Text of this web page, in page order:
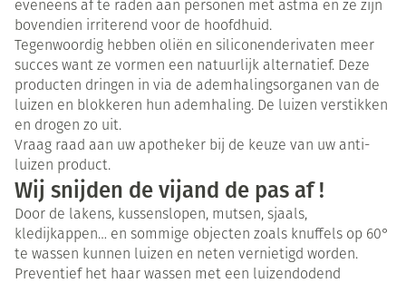
eveneens af te raden aan personen met astma en ze zijn
bovendien irriterend voor de hoofdhuid.
Tegenwoordig hebben oliën en siliconenderivaten meer
succes want ze vormen een natuurlijk alternatief. Deze
producten dringen in via de ademhalingsorganen van de
luizen en blokkeren hun ademhaling. De luizen verstikken
en drogen zo uit.
Vraag raad aan uw apotheker bij de keuze van uw anti-
luizen product.
Wij snijden de vijand de pas af !
Door de lakens, kussenslopen, mutsen, sjaals,
kledijkappen… en sommige objecten zoals knuffels op 60°
te wassen kunnen luizen en neten vernietigd worden.
Preventief het haar wassen met een luizendodend